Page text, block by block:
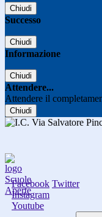
Chiudi
Successo
Chiudi
Informazione
Chiudi
Attendere...
Attendere il
Chiudi
Facebook Twitter
Instagram
Youtube